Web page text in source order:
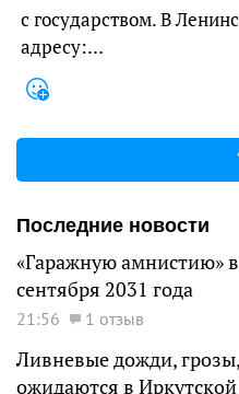
с государством. В
адресу:…
Последние новости
«Гаражную амнистию»
сентября 2031 года
21:56 1 отзыв
Ливневые дожди,
ожидаются в